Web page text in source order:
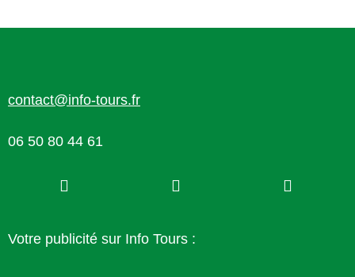
contact@info-tours.fr
06 50 80 44 61
Votre publicité sur Info Tours :